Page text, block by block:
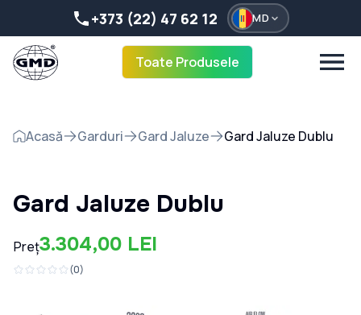
+373 (22) 47 62 12 MD
Toate Produsele
Acasă Garduri Gard Jaluze Gard Jaluze Dublu
Gard Jaluze Dublu
Preț3.304,00 LEI
(0)